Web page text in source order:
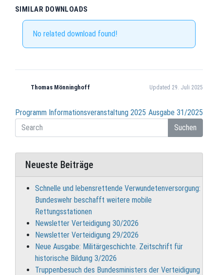
SIMILAR DOWNLOADS
No related download found!
Thomas Mönninghoff Updated 29. Juli 2025
Beitragsnavigation
Programm Informationsveranstaltung 2025 Ausgabe 31/2025
Suchen
Neueste Beiträge
Schnelle und lebensrettende Verwundetenversorgung:
Bundeswehr beschafft weitere mobile
Rettungsstationen
Newsletter Verteidigung 30/2026
Newsletter Verteidigung 29/2026
Neue Ausgabe: Militärgeschichte. Zeitschrift für
historische Bildung 3/2026
Truppenbesuch des Bundesministers der Verteidigung